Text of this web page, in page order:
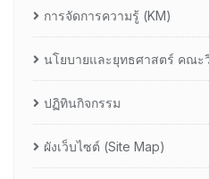
การจัดการความรู้ (KM)
นโยบายและยุทธศาสตร์ คณะ
ปฏิทินกิจกรรม
ผังเว็บไซต์ (Site Map)